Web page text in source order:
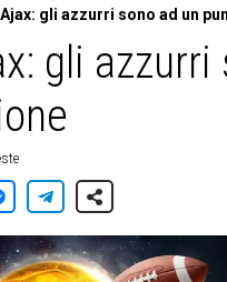
gli azzurri sono ad un
gli